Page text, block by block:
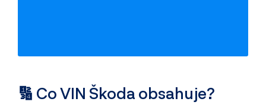
🔢 Co VIN Škoda obsahuje?